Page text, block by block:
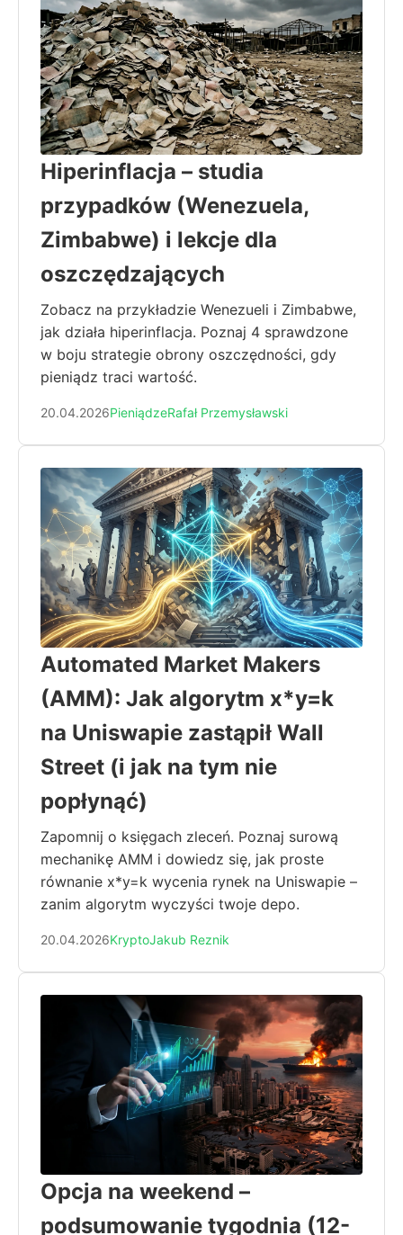
Hiperinflacja – studia
przypadków (Wenezuela,
Zimbabwe) i lekcje dla
oszczędzających
Zobacz na przykładzie Wenezueli i Zimbabwe,
jak działa hiperinflacja. Poznaj 4 sprawdzone
w boju strategie obrony oszczędności, gdy
pieniądz traci wartość.
20.04.2026PieniądzeRafał Przemysławski
Automated Market Makers
(AMM): Jak algorytm x*y=k
na Uniswapie zastąpił Wall
Street (i jak na tym nie
popłynąć)
Zapomnij o księgach zleceń. Poznaj surową
mechanikę AMM i dowiedz się, jak proste
równanie x*y=k wycenia rynek na Uniswapie –
zanim algorytm wyczyści twoje depo.
20.04.2026KryptoJakub Reznik
Opcja na weekend –
podsumowanie tygodnia (12-